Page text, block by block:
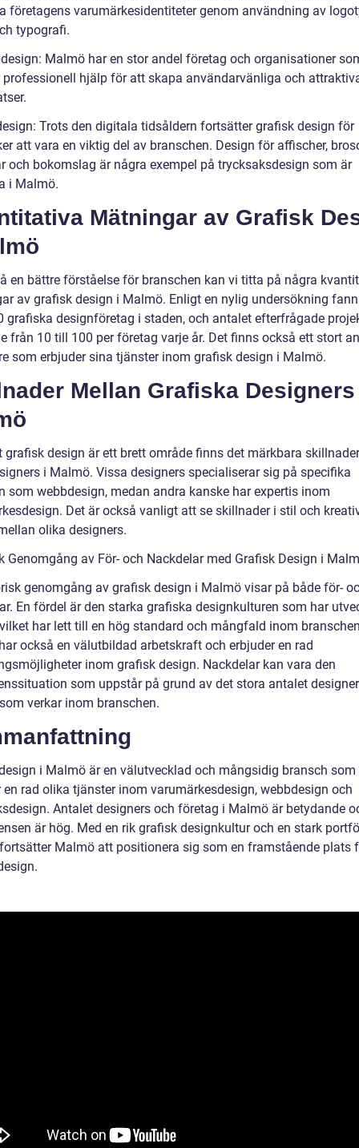
företagens varumärkesidentiteter genom användning av
typografi.
Malmö har en stor andel företag och organisationer
professionell hjälp för att skapa användarvänliga och
Trots den digitala tidsåldern fortsätter grafisk design för
att vara en viktig del av branschen. Design för affischer,
och bokomslag är några exempel på trycksaksdesign som är
i Malmö.
Mätningar av Grafisk
en bättre förståelse för branschen kan vi titta på några
av grafisk design i Malmö. Enligt en nylig undersökning
grafiska designföretag i staden, och antalet efterfrågade
från 10 till 100 per företag varje år. Det finns också ett stort
som erbjuder sina tjänster inom grafisk design i Malmö.
Mellan Grafiska
grafisk design är ett brett område finns det märkbara
i Malmö. Vissa designers specialiserar sig på specifika
som webbdesign, medan andra kanske har expertis inom
Det är också vanligt att se skillnader i stil och
olika designers.
Genomgång av För- och Nackdelar med Grafisk Design i
genomgång av grafisk design i Malmö visar på både för-
En fördel är den starka grafiska designkulturen som har
har lett till en hög standard och mångfald inom
också en välutbildad arbetskraft och erbjuder en rad
inom grafisk design. Nackdelar kan vara den
som uppstår på grund av det stora antalet
verkar inom branschen.
i Malmö är en välutvecklad och mångsidig bransch som
en rad olika tjänster inom varumärkesdesign, webbdesign och
Antalet designers och företag i Malmö är betydande
är hög. Med en rik grafisk designkultur och en stark
Malmö att positionera sig som en framstående plats